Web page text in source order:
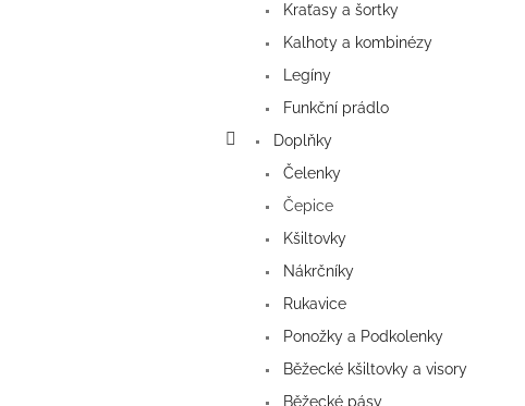
Kraťasy a šortky
Kalhoty a kombinézy
Legíny
Funkční prádlo
Doplňky
Čelenky
Čepice
Kšiltovky
Nákrčníky
Rukavice
Ponožky a Podkolenky
Běžecké kšiltovky a visory
Běžecké pásy